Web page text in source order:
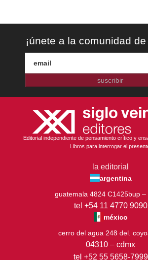
¡únete a la comunidad
suscribir
Editorial independiente de pensamiento crítico y
Libros para interrogar el
la editorial
argentina
guatemala 4824 C1425bup –
tel +54 11 4770 9090
méxico
cerro del agua 248 del.
04310 – cdmx
tel +52 55 5658-7999